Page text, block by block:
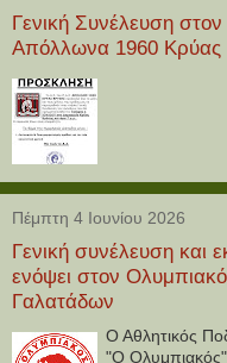
Γενική Συνέλευση στον
Απόλλωνα 1960 Κρύας
Πέμπτη 4 Ιουνίου 2026
Γενική συνέλευση και
ενόψει στον Ολυμπιακό
Γαλατάδων
Ο Αθλητικός
"Ο Ολυμπιακός"